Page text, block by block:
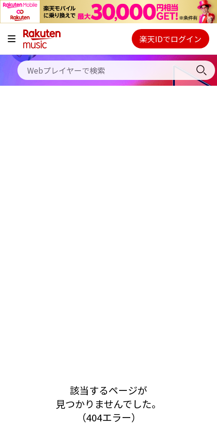
キャンペーン
料金プラン
使い方
Webプレイヤー
ご契約内容の確認・変更
楽天IDでログイン
該当するページが
見つかりませんでした。
（404エラー）